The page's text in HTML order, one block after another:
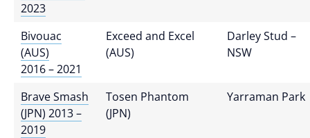
2023
Bivouac
(AUS)
2016 – 2021
Exceed and Excel
(AUS)
Darley Stud –
NSW
Brave Smash
(JPN) 2013 –
2019
Tosen Phantom
(JPN)
Yarraman Park